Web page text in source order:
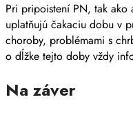
Pri pripoistení PN, tak
uplatňujú čakaciu dobu v
choroby, problémami s
o dĺžke tejto doby vždy
Na záver